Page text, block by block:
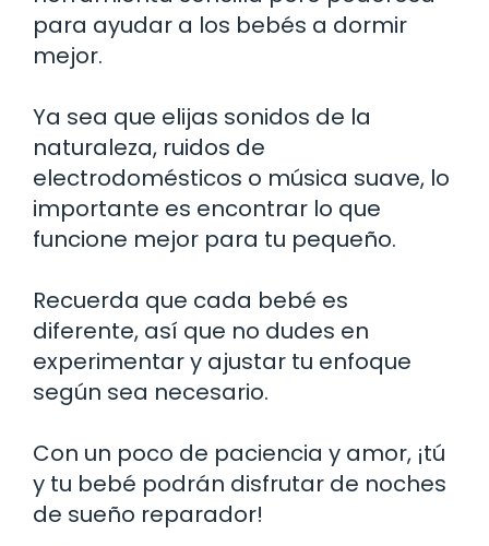
para ayudar a los bebés a dormir
mejor.
Ya sea que elijas sonidos de la
naturaleza, ruidos de
electrodomésticos o música suave, lo
importante es encontrar lo que
funcione mejor para tu pequeño.
Recuerda que cada bebé es
diferente, así que no dudes en
experimentar y ajustar tu enfoque
según sea necesario.
Con un poco de paciencia y amor, ¡tú
y tu bebé podrán disfrutar de noches
de sueño reparador!